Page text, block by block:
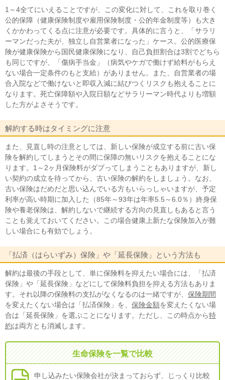
1～4全てにいえることですが、この変化に対して、これを取り巻く
公的保障（健康保険制度や雇用保険制度・公的年金制度等）も大き
くかかわってくる点に注意が必要です。具体的に言うと、「サラリ
ーマンだった夫が、独立し自営業者になった」ケース。公的医療保
険が健康保険から国民健康保険になり、自己負担割合は3割でどちら
も同じですが、「傷病手当金」（病気やケガで働けず給料がもらえ
ない場合一定条件のもと支給）がありません。また、自営業者の場
合入院などで働けないと即収入減に結びつくリスクも抱えることに
なります。死亡保障額や入院日額などサラリーマン時代よりも増額
した方がよさそうです。
解約する時はタイミングに注意
また、見直し時の注意としては、新しい保険が成立する前に古い保
険を解約してしまうとその間に保障の無いリスクを抱えることにな
ります。1～2ヶ月保険料がダブってしまうこともありますが、新し
い契約の成立を待ってから、古い保険の解約をしましょう。なお、
古い保険はだめだと思い込んでいる方もいらっしゃいますが、予定
利率が高い時期に加入した（85年～93年は年率5.5～6.0％）終身保
険や養老保険は、解約しないで継続する方向の見直しもあると言う
ことも覚えておいてください。この場合健康上新たな保険加入が難
しい場合にも有効でしょう。
「払済（はらいずみ）保険」や「延長保険」という方法も
解約は最後の手段として、単に保険料を抑えたい場合には、「払済
保険」や「延長保険」などにして保険料負担を抑える方法もありま
す。それ以降の保険料の支払がなくなるのは一緒ですが、 保険期間
を変えたくない場合は「払済保険」を、 保険金額を変えたくない場
合は「延長保険」を選ぶことになります。ただし、この時点から特
約は両方とも消滅します。
生命保険を一覧で比較
申し込みたい保険会社が決まっておらず、じっくり比較